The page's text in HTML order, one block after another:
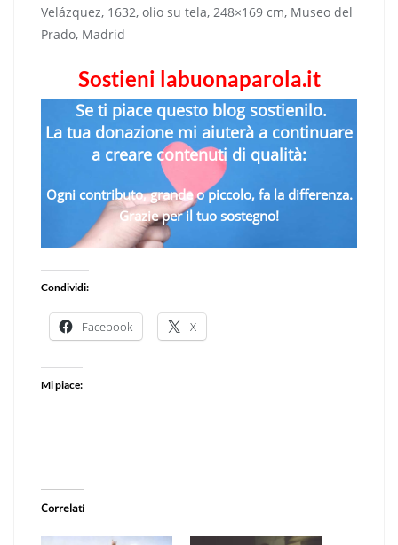
Velázquez, 1632, olio su tela, 248×169 cm, Museo del
Prado, Madrid
Sostieni labuonaparola.it
Se ti piace questo blog sostienilo.
La tua donazione mi aiuterà a continuare
a creare contenuti di qualità:
Ogni contributo, grande o piccolo, fa la differenza.
Grazie per il tuo sostegno!
Condividi:
Facebook X
Mi piace:
Correlati